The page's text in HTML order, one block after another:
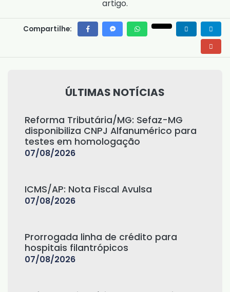
artigo.
Compartilhe:
ÚLTIMAS NOTÍCIAS
Reforma Tributária/MG: Sefaz-MG
disponibiliza CNPJ Alfanumérico para
testes em homologação
07/08/2026
ICMS/AP: Nota Fiscal Avulsa
07/08/2026
Prorrogada linha de crédito para
hospitais filantrópicos
07/08/2026